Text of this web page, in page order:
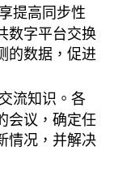
提高同步性
数字平台交换
的数据，促进
流知识。各
会议，确定任
情况，并解决